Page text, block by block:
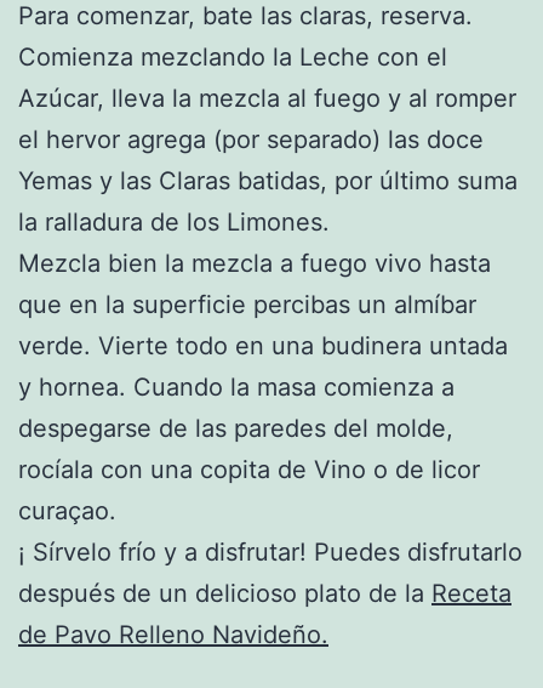
Para comenzar, bate las claras, reserva.
Comienza mezclando la Leche con el
Azúcar, lleva la mezcla al fuego y al romper
el hervor agrega (por separado) las doce
Yemas y las Claras batidas, por último suma
la ralladura de los Limones.
Mezcla bien la mezcla a fuego vivo hasta
que en la superficie percibas un almíbar
verde. Vierte todo en una budinera untada
y hornea. Cuando la masa comienza a
despegarse de las paredes del molde,
rocíala con una copita de Vino o de licor
curaçao.
¡ Sírvelo frío y a disfrutar! Puedes disfrutarlo
después de un delicioso plato de la Receta
de Pavo Relleno Navideño.